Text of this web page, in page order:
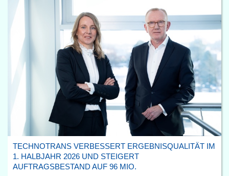
TECHNOTRANS VERBESSERT ERGEBNISQUALITÄT IM
1. HALBJAHR 2026 UND STEIGERT
AUFTRAGSBESTAND AUF 96 MIO.